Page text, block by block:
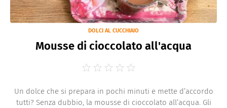
Conserve
Pane-Pizze-Focacce
Frutta
DOLCI AL CUCCHIAIO
Mousse di cioccolato all'acqua
Un dolce che si prepara in pochi minuti e mette d’accordo
tutti? Senza dubbio, la mousse di cioccolato all’acqua. Gli